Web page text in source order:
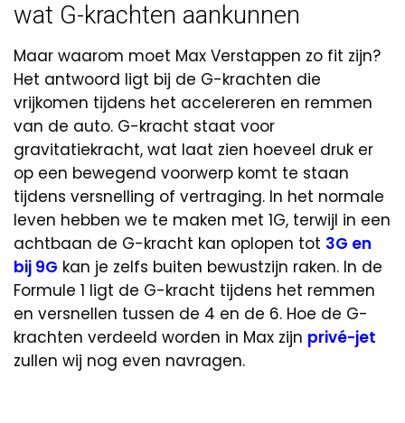
wat G-krachten aankunnen
Maar waarom moet Max Verstappen zo fit zijn?
Het antwoord ligt bij de G-krachten die
vrijkomen tijdens het accelereren en remmen
van de auto. G-kracht staat voor
gravitatiekracht, wat laat zien hoeveel druk er
op een bewegend voorwerp komt te staan
tijdens versnelling of vertraging. In het normale
leven hebben we te maken met 1G, terwijl in een
achtbaan de G-kracht kan oplopen tot 3G en
bij 9G kan je zelfs buiten bewustzijn raken. In de
Formule 1 ligt de G-kracht tijdens het remmen
en versnellen tussen de 4 en de 6. Hoe de G-
krachten verdeeld worden in Max zijn privé-jet
zullen wij nog even navragen.